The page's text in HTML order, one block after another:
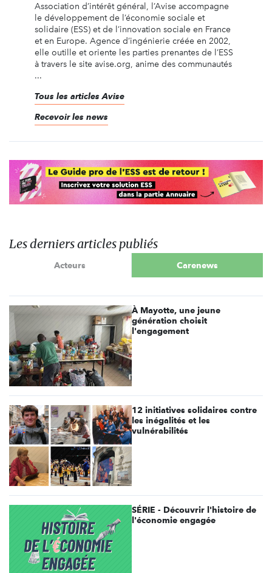
Association d’intérêt général, l’Avise accompagne
le développement de l’économie sociale et
solidaire (ESS) et de l’innovation sociale en France
et en Europe. Agence d’ingénierie créée en 2002,
elle outille et oriente les parties prenantes de l’ESS
à travers le site avise.org, anime des communautés
...
Tous les articles Avise
Recevoir les news
Les derniers articles publiés
Acteurs Carenews
À Mayotte, une jeune
génération choisit
l'engagement
12 initiatives solidaires contre
les inégalités et les
vulnérabilités
SÉRIE - Découvrir l'histoire de
l'économie engagée